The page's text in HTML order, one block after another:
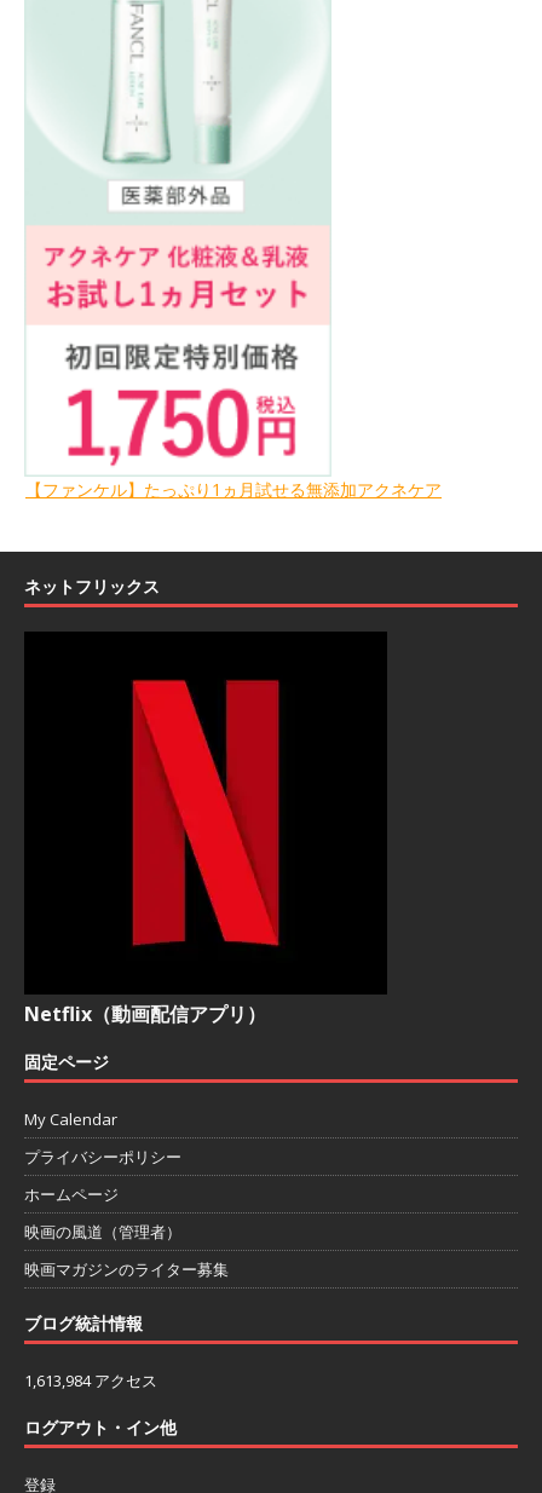
【ファンケル】たっぷり1ヵ月試せる無添加アクネケア
ネットフリックス
Netflix（動画配信アプリ）
固定ページ
My Calendar
プライバシーポリシー
ホームページ
映画の風道（管理者）
映画マガジンのライター募集
ブログ統計情報
1,613,984 アクセス
ログアウト・イン他
登録